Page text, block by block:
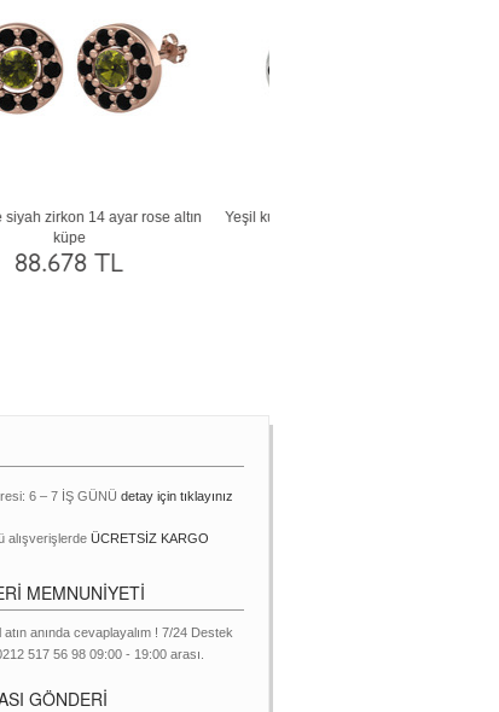
safir ve akuamarin 14 ayar beyaz altın
87.989 TL
6 – 7 İŞ GÜNÜ detay için tıklayınız
alışverişlerde ÜCRETSİZ KARGO
MEMNUNİYETİ
atın anında cevaplayalım ! 7/24 Destek
517 56 98 09:00 - 19:00 arası.
GÖNDERİ